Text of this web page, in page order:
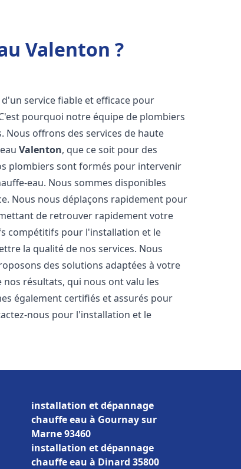
Valenton ?
service fiable et efficace pour
pourquoi notre équipe de plombiers
Nous offrons des services de haute
Valenton, que ce soit pour des
plombiers sont formés pour intervenir
eau. Nous sommes disponibles
Nous nous déplaçons rapidement pour
de retrouver rapidement votre
compétitifs pour l'installation et le
la qualité de nos services. Nous
des solutions adaptées à votre
résultats, qui nous ont valu les
également certifiés et assurés pour
nous pour l'installation et le
installation et dépannage
chauffe eau à Gournay sur
Marne 93460
installation et dépannage
chauffe eau à Dinard 35800